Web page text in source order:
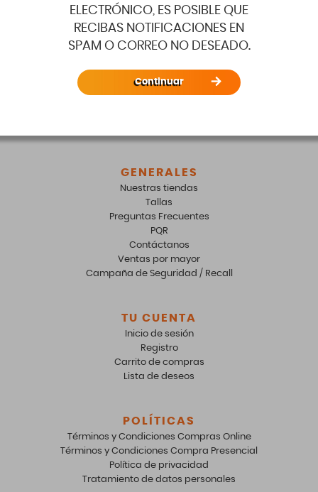
Enviar
nuestras tiendas por internet ni por
teléfono
ELECTRÓNICO, ES POSIBLE QUE
RECIBAS NOTIFICACIONES EN
SPAM O CORREO NO DESEADO.
Continuar
GENERALES
Nuestras tiendas
Tallas
Preguntas Frecuentes
PQR
Contáctanos
Ventas por mayor
Campaña de Seguridad / Recall
TU CUENTA
Inicio de sesión
Registro
Carrito de compras
Lista de deseos
POLÍTICAS
Términos y Condiciones Compras Online
Términos y Condiciones Compra Presencial
Política de privacidad
Tratamiento de datos personales